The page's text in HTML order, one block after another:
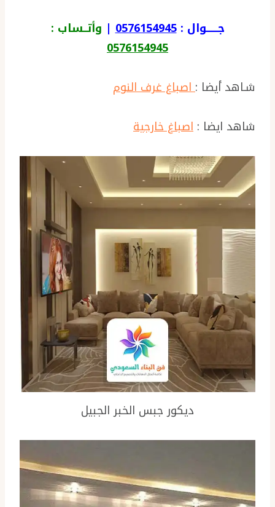
جــــــوال :0576154945
| وأتــساب :
0576154945
شـاهد أيضا :اصباغ غرف النوم
شاهد ايضا : اصباغ خارجية
ديكور جبس الخبر الجبيل